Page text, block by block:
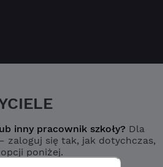
inny pracownik szkoły? Dla
zaloguj się tak, jak dotychczas,
poniżej.